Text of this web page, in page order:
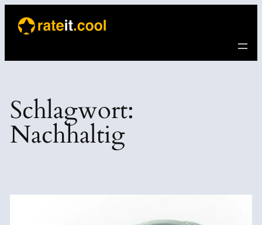
zum
Schlagwort:
Nachhaltig